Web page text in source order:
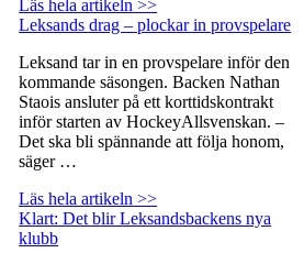
Läs hela artikeln >>
Leksands drag – plockar in provspelare
Leksand tar in en provspelare inför den
kommande säsongen. Backen Nathan
Staois ansluter på ett korttidskontrakt
inför starten av HockeyAllsvenskan. –
Det ska bli spännande att följa honom,
säger …
Läs hela artikeln >>
Klart: Det blir Leksandsbackens nya
klubb